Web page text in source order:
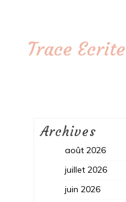
Trace Ecrite
Archives
août 2026
juillet 2026
juin 2026